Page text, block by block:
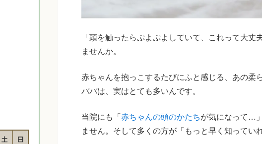
「頭を触ったらぷよぷよしていて、これって大
ませんか。
赤ちゃんを抱っこするたびにふと感じる、あの柔
パパは、実はとても多いんです。
当院にも「赤ちゃんの頭のかたちが気になって…
ません。そして多くの方が「もっと早く知ってい